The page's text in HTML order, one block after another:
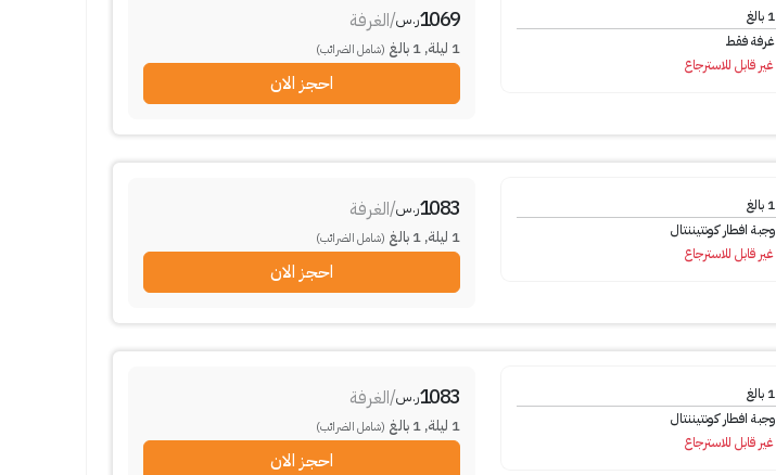
1 بالغ
غرفة فقط
غير قابل للاسترجاع
1069ر.س/الغرفة
1 ليلة,
1 بالغ (شامل الضرائب)
احجز الان
1 بالغ
وجبة افطار كونتيننتال
غير قابل للاسترجاع
1083ر.س/الغرفة
1 ليلة,
1 بالغ (شامل الضرائب)
احجز الان
1 بالغ
وجبة افطار كونتيننتال
غير قابل للاسترجاع
1083ر.س/الغرفة
1 ليلة,
1 بالغ (شامل الضرائب)
احجز الان